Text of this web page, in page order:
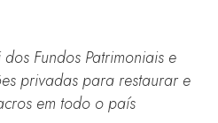
Fundos Patrimoniais e
privadas para restaurar e
em todo o país